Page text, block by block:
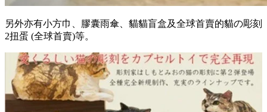
另外亦有小方巾、膠囊雨傘、貓貓盲盒及全球首賣的貓の彫刻
2扭蛋 (全球首賣)等。